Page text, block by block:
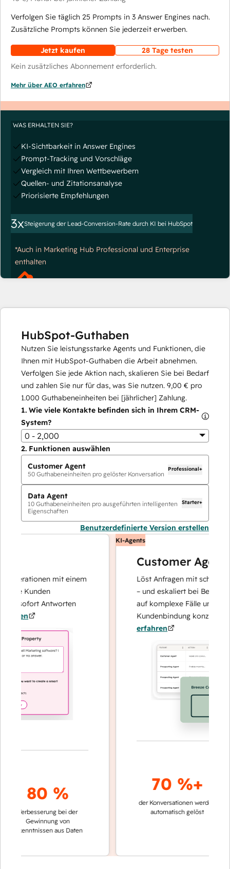
Verfolgen Sie täglich 25 Prompts in 3 Answer Engines nach.
Zusätzliche Prompts können Sie jederzeit erwerben.
Jetzt kaufen
28 Tage testen
Kein zusätzliches Abonnement erforderlich.
Mehr über AEO erfahren
WAS ERHALTEN SIE?
KI-Sichtbarkeit in Answer Engines
Prompt-Tracking und Vorschläge
Vergleich mit Ihren Wettbewerbern
Quellen- und Zitationsanalyse
Priorisierte Empfehlungen
3xSteigerung der Lead-Conversion-Rate durch KI bei HubSpot
*Auch in Marketing Hub Professional und Enterprise
enthalten
HubSpot-Guthaben
Nutzen Sie leistungsstarke Agents und Funktionen, die
Ihnen mit HubSpot-Guthaben die Arbeit abnehmen.
Verfolgen Sie jede Aktion nach, skalieren Sie bei Bedarf
und zahlen Sie nur für das, was Sie nutzen. 9,00 € pro
1.000 Guthabeneinheiten bei [jährlicher] Zahlung.
1. Wie viele Kontakte befinden sich in Ihrem CRM-
System?
0 - 2,000
2. Funktionen auswählen
Customer Agent
50 Guthabeneinheiten pro gelöster Konversation
Professional+
Data Agent
10 Guthabeneinheiten pro ausgeführten intelligenten
Eigenschaften
Starter+
Benutzerdefinierte Version erstellen
mit einem
Kunden
sofort Antworten
80 %
Verbesserung bei der
Gewinnung von
Erkenntnissen aus Daten
KI-Agents
Customer Agent
Löst Anfragen mit schnellen,
– und eskaliert bei Bedarf,
auf komplexe Fälle und den
Kundenbindung
erfahren
70 %+
der Konversationen werden
automatisch gelöst